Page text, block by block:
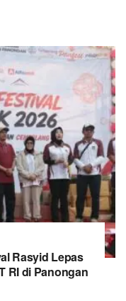
Rasyid Lepas
RI di Panongan